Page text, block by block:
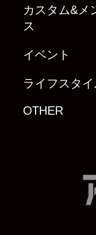
カスタム&メ
ス
イベント
ライフスタ
OTHER